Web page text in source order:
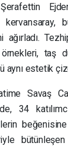
Ejder
kervansaray,
ağırladı.
taş
aynı estetik
Savaş
34
beğenisine